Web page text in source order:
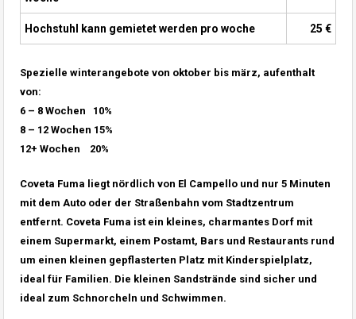
Hochstuhl kann gemietet werden pro woche 25 €
Spezielle winterangebote von oktober bis märz, aufenthalt
von:
6 – 8 Wochen 10%
8 – 12 Wochen 15%
12+ Wochen 20%
Coveta Fuma liegt nördlich von El Campello und nur 5 Minuten
mit dem Auto oder der Straßenbahn vom Stadtzentrum
entfernt. Coveta Fuma ist ein kleines, charmantes Dorf mit
einem Supermarkt, einem Postamt, Bars und Restaurants rund
um einen kleinen gepflasterten Platz mit Kinderspielplatz,
ideal für Familien. Die kleinen Sandstrände sind sicher und
ideal zum Schnorcheln und Schwimmen.